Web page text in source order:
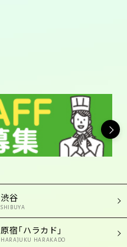
渋谷
SHIBUYA
原宿「ハラカド」
HARAJUKU HARAKADO